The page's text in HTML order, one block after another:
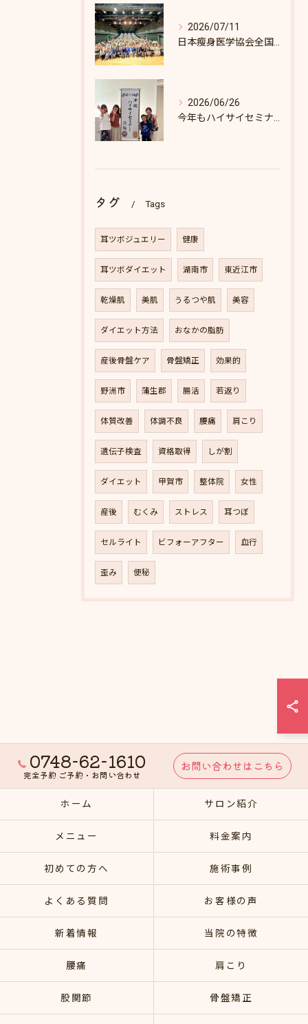
2026/07/11
日本瘦身医学協会全国セミナーin東京
2026/06/26
今年もハイサイセミナーに行ってきました
タグ Tags
耳ツボジュエリー 健康
耳ツボダイエット 湖南市 東近江市
乾燥肌 美肌 うるつや肌 美容
ダイエット方法 おなかの脂肪
産後骨盤ケア 骨盤矯正 効果的
野洲市 蒲生郡 腸活 若返り
体質改善 体調不良 腰痛 肩こり
遺伝子検査 資格取得 しが割
ダイエット 甲賀市 整体院 女性
産後 むくみ ストレス 耳つぼ
セルライト ビフォーアフター 血行
歪み 便秘
0748-62-1610
完全予約 ご予約・お問い合わせ
お問い合わせはこちら
ホーム サロン紹介
メニュー 料金案内
初めての方へ 施術事例
よくある質問 お客様の声
新着情報 当院の特徴
腰痛 肩こり
股関節 骨盤矯正